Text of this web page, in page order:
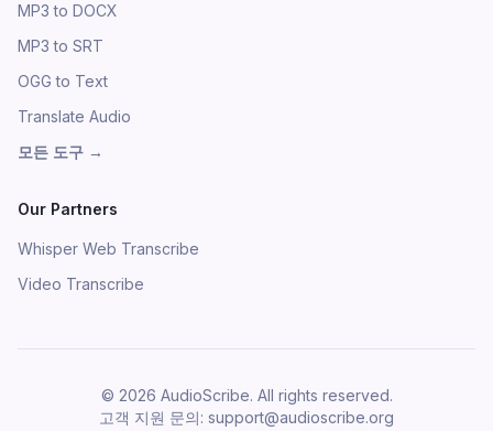
MP3 to DOCX
MP3 to SRT
OGG to Text
Translate Audio
모든 도구 →
Our Partners
Whisper Web Transcribe
Video Transcribe
© 2026 AudioScribe. All rights reserved.
고객 지원 문의: support@audioscribe.org